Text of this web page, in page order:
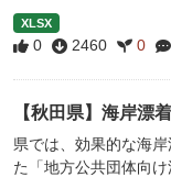
XLSX
0 2460 0
【秋田県】海岸漂
県では、効果的な海
た「地方公共団体向